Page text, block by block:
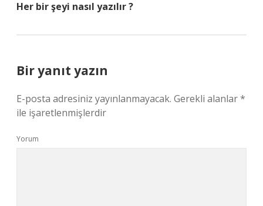
Her bir şeyi nasıl yazılır ?
Bir yanıt yazın
E-posta adresiniz yayınlanmayacak. Gerekli alanlar*
ile işaretlenmişlerdir
Yorum